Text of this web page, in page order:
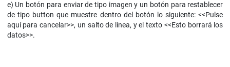
e) Un botón para enviar de tipo imagen y un botón para restablecer
de tipo button que muestre dentro del botón lo siguiente: <<Pulse
aquí para cancelar>>, un salto de línea, y el texto <<Esto borrará los
datos>>.